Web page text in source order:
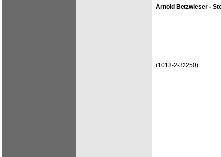
Arnold Betzwieser -
(1013-2-32250)